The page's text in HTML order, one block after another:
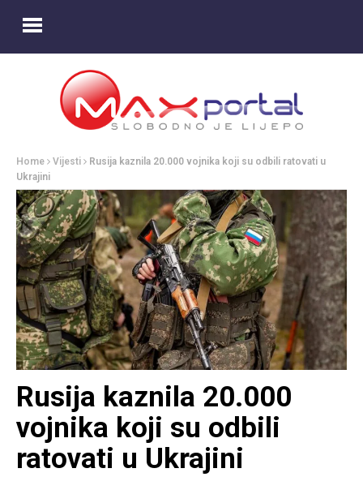
Home Vijesti
Rusija kaznila 20.000 vojnika koji su odbili ratovati u
Ukrajini
Rusija kaznila 20.000
vojnika koji su odbili
ratovati u Ukrajini